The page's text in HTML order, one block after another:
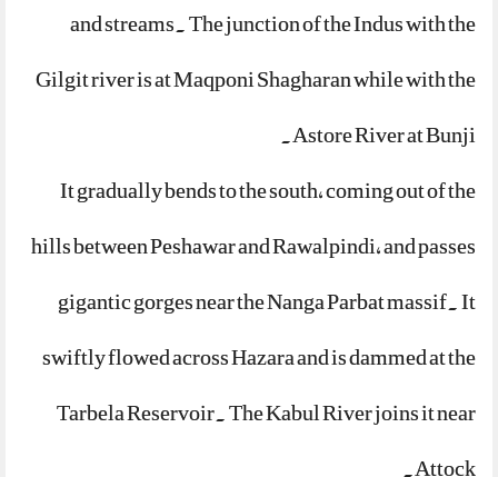
and streams. The junction of the Indus with the
Gilgit river is at Maqponi Shagharan while with the
Astore River at Bunji.
It gradually bends to the south, coming out of the
hills between Peshawar and Rawalpindi, and passes
gigantic gorges near the Nanga Parbat massif. It
swiftly flowed across Hazara and is dammed at the
Tarbela Reservoir. The Kabul River joins it near
Attock.